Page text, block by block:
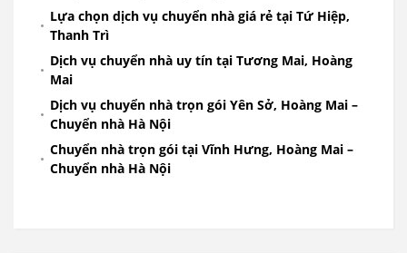
Lựa chọn dịch vụ chuyển nhà giá rẻ tại Tứ Hiệp,
Thanh Trì
Dịch vụ chuyển nhà uy tín tại Tương Mai, Hoàng
Mai
Dịch vụ chuyển nhà trọn gói Yên Sở, Hoàng Mai –
Chuyển nhà Hà Nội
Chuyển nhà trọn gói tại Vĩnh Hưng, Hoàng Mai –
Chuyển nhà Hà Nội